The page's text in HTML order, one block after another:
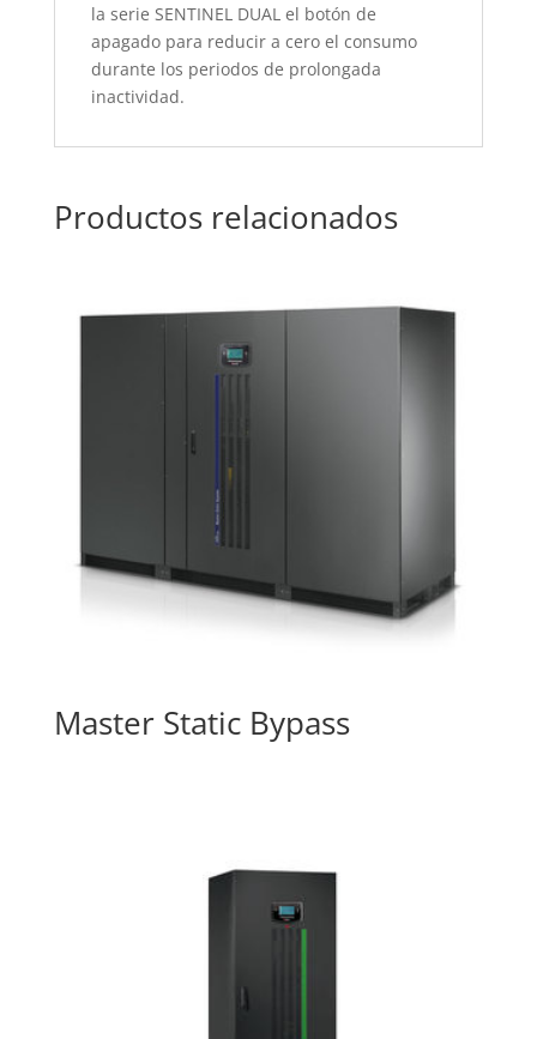
la serie SENTINEL DUAL el botón de
apagado para reducir a cero el consumo
durante los periodos de prolongada
inactividad.
Productos relacionados
Master Static Bypass